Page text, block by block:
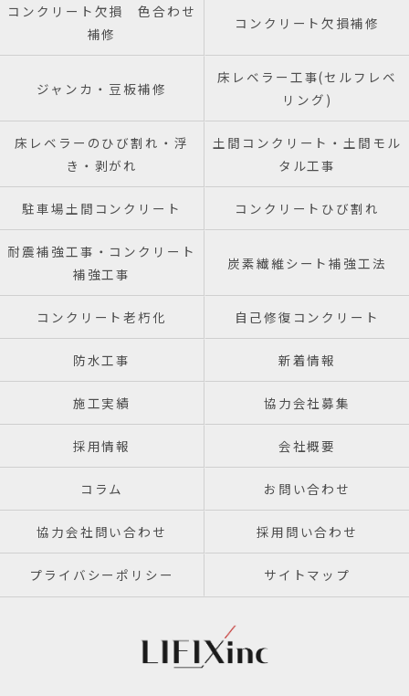
コンクリート欠損 色合わせ
補修
コンクリート欠損補修
ジャンカ・豆板補修
床レベラー工事(セルフレベ
リング)
床レベラーのひび割れ・浮
き・剥がれ
土間コンクリート・土間モル
タル工事
駐車場土間コンクリート コンクリートひび割れ
耐震補強工事・コンクリート
補強工事
炭素繊維シート補強工法
コンクリート老朽化 自己修復コンクリート
防水工事 新着情報
施工実績 協力会社募集
採用情報 会社概要
コラム お問い合わせ
協力会社問い合わせ 採用問い合わせ
プライバシーポリシー サイトマップ